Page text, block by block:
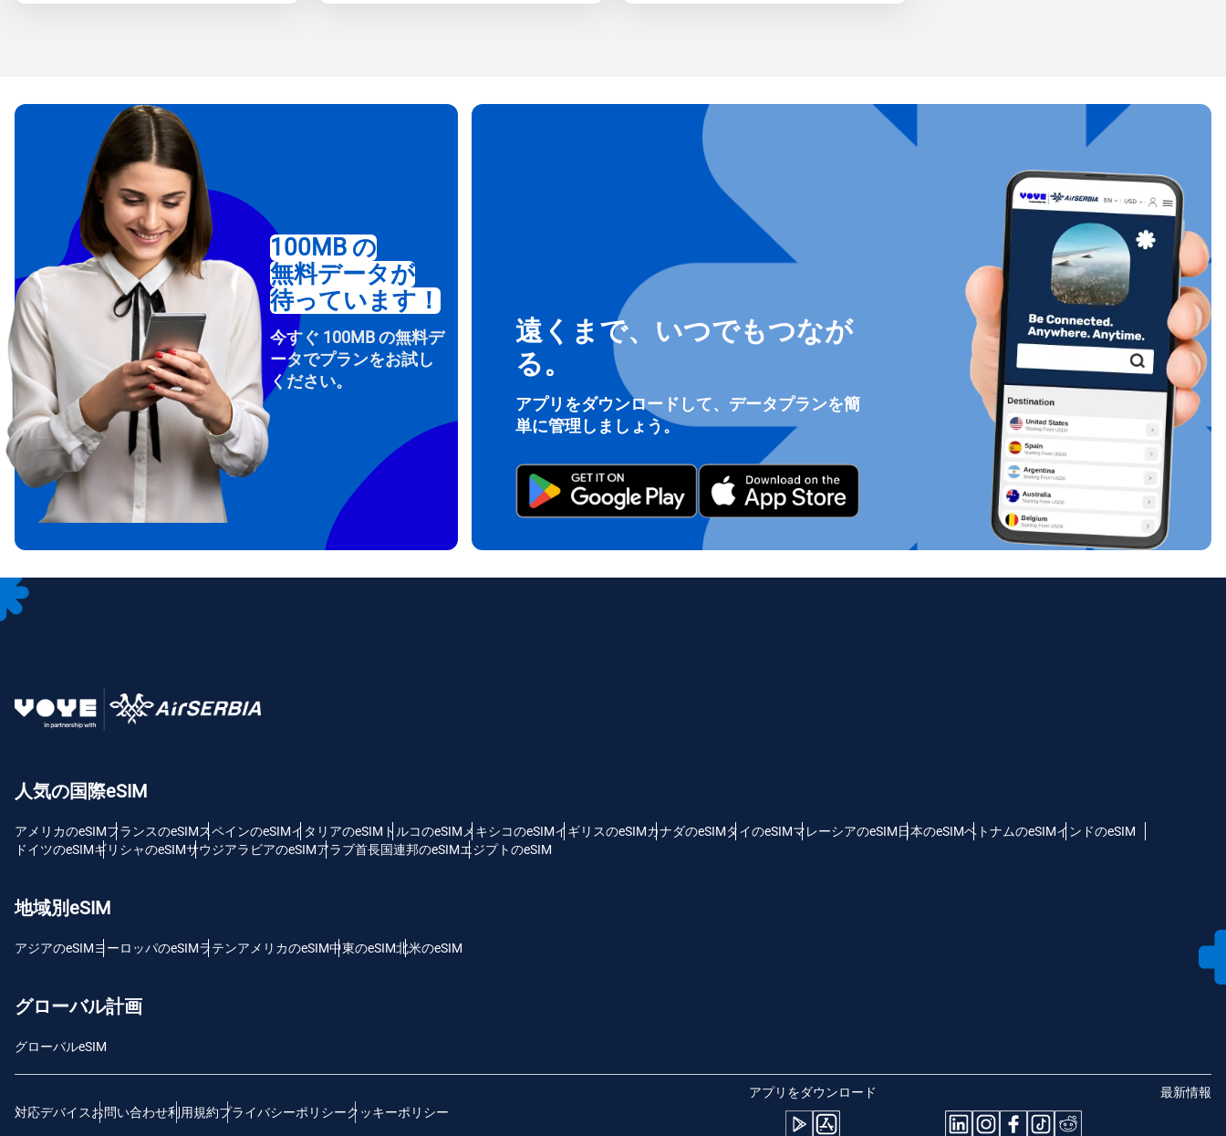
ポップアップを閉じる
How do I get my eSim?
To get your eSIM, start by checking if your device supports eSIM technology.
Then, contact your mobile carrier to request an eSIM activation. They will
provide you with a QR code or activation details that you can scan or enter
in your device settings. Once activated, you can enjoy the benefits of eSIM
without needing a physical SIM card!
100MB の
無料データが
待っています！
今すぐ 100MB の無料デ
ータでプランをお試し
ください。
遠くまで、いつでもつなが
る。
アプリをダウンロードして、データプランを簡
単に管理しましょう。
人気の国際eSIM
アメリカのeSIMフランスのeSIMスペインのeSIMイタリアのeSIM トルコのeSIM メキシコのeSIMイギリスのeSIMカナダのeSIMタイのeSIMマレーシアのeSIM日本のeSIMベトナムのeSIMインドのeSIM
ドイツのeSIMギリシャのeSIMサウジアラビアのeSIMアラブ首長国連邦のeSIMエジプトのeSIM
地域別eSIM
アジアのeSIMヨーロッパのeSIMラテンアメリカのeSIM中東のeSIM北米のeSIM
グローバル計画
グローバルeSIM
対応デバイスお問い合わせ利用規約プライバシーポリシークッキーポリシー
アプリをダウンロード 最新情報
Deutsch
Polski
THB - タイ・バーツ
ログインまたは登録
アカウントにログインするか、数秒でアカウントを作成してください。
メールアドレス